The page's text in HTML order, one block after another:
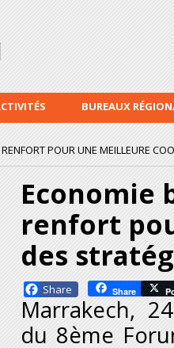
BUREAUX
POUR UNE MEILLEURE
Economie
renfort
des
Facebook Share
Marrakech,
du 8ème